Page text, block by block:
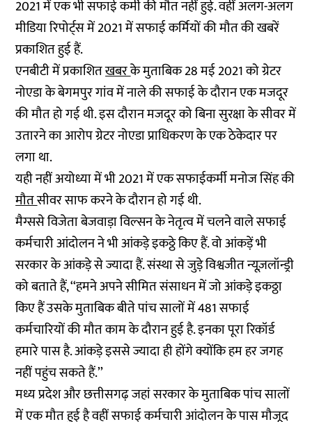
2021 में एक भी सफाई कर्मी की मौत नहीं हुई. वहीं अलग-अलग
मीडिया रिपोर्ट्स में 2021 में सफाई कर्मियों की मौत की खबरें
प्रकाशित हुई हैं.
एनबीटी में प्रकाशितखबरके मुताबिक 28 मई 2021 को ग्रेटर
नोएडा के बेगमपुर गांव में नाले की सफाई के दौरान एक मजदूर
की मौत हो गई थी. इस दौरान मजदूर को बिना सुरक्षा के सीवर में
उतारने का आरोप ग्रेटर नोएडा प्राधिकरण के एक ठेकेदार पर
लगा था.
यही नहीं अयोध्या में भी 2021 में एक सफाईकर्मी मनोज सिंह की
मौतसीवर साफ करने के दौरान हो गई थी.
मैग्ससे विजेता बेजवाड़ा विल्सन के नेतृत्व में चलने वाले सफाई
कर्मचारी आंदोलन ने भी आंकड़े इकठ्ठे किए हैं. वो आंकड़ें भी
सरकार के आंकड़े से ज्यादा हैं. संस्था से जुड़े विश्वजीत न्यूज़लॉन्ड्री
को बताते हैं, ‘‘हमने अपने सीमित संसाधन में जो आंकड़े इकठ्ठा
किए हैं उसके मुताबिक बीते पांच सालों में 481 सफाई
कर्मचारियों की मौत काम के दौरान हुई है. इनका पूरा रिकॉर्ड
हमारे पास है. आंकड़े इससे ज्यादा ही होंगे क्योंकि हम हर जगह
नहीं पहुंच सकते हैं.’’
मध्य प्रदेश और छत्तीसगढ़ जहां सरकार के मुताबिक पांच सालों
में एक मौत हुई है वहीं सफाई कर्मचारी आंदोलन के पास मौजूद